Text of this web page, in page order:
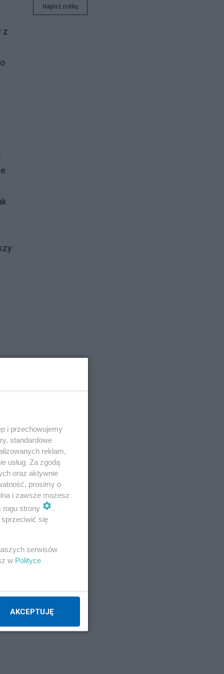
z
ukraińsku czy angielsku.
Napisz notkę
i przechowujemy
standardowe
reklam,
usług. Za zgodą
oraz aktywnie
prosimy o
i zawsze możesz
rogu strony
.
się
serwisów
w Polityce
AKCEPTUJĘ